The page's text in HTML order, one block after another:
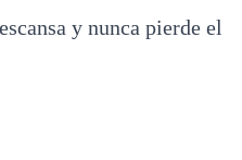
y nunca pierde el